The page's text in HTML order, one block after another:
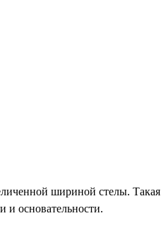
шириной стелы.
основательности.